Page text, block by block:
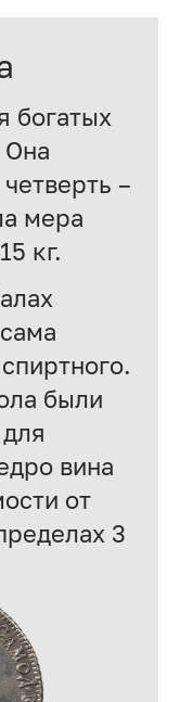
богатых
Она
–
мера
кг.
были
вина
от
3